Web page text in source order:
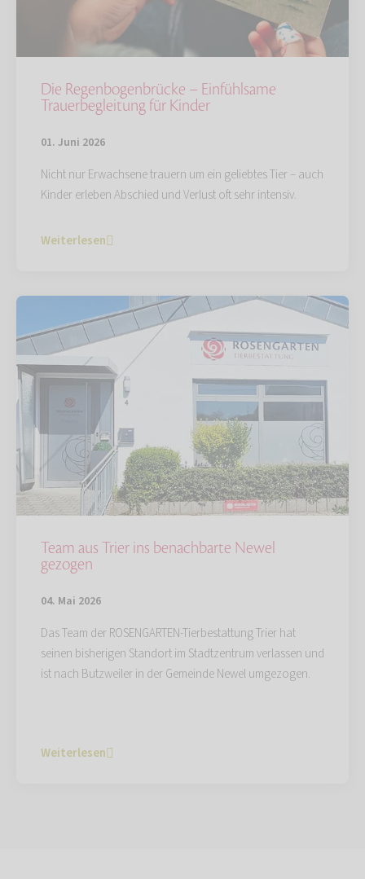
Die Regenbogenbrücke – Einfühlsame
Trauerbegleitung für Kinder
01. Juni 2026
Nicht nur Erwachsene trauern um ein geliebtes Tier – auch
Kinder erleben Abschied und Verlust oft sehr intensiv.
Weiterlesen
Team aus Trier ins benachbarte Newel
gezogen
04. Mai 2026
Das Team der ROSENGARTEN-Tierbestattung Trier hat
seinen bisherigen Standort im Stadtzentrum verlassen und
ist nach Butzweiler in der Gemeinde Newel umgezogen.
Weiterlesen